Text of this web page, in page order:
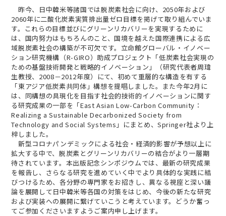
昨今、日中韓米等諸国では脱炭素社会に向け、2050年および
2060年に二酸化炭素実質排出量ゼロ目標を掲げて取り組んでいま
す。これらの目標並びにグリーンリカバリーを実現するために
は、国内努力はもちろんのこと、国境を越えた国際連携による広
域脱炭素社会の構築が不可欠です。立命館グローバル・イノベー
ション研究機構（R-GIRO）助成プロジェクト「低炭素社会実現の
ための基盤技術開発と戦略的イノベーション」（研究代表者周瑋
生教授、2008－2012年度）にて、初めて重層的な構造を有する
「東アジア低炭素共同体」構想を提唱しました。また今年2月に
は、同構想の具現化を目指す社会的技術的イノベーションに関す
る研究成果の一部を「East Asian Low-Carbon Community：
Realizing a Sustainable Decarbonized Society from
Technology and Social Systems」にまとめ、Springer社より上
梓しました。
新型コロナパンデミックによる社会・経済的影響が予想以上に
拡大する中で、脱炭素とグリーンリカバリーの結合がより一層期
待されています。本出版記念シンポジウムでは、最新の研究成果
を報告し、さらなる研究を進めていく中でより具体的な実践に結
びつけるため、各分野の専門家をお招きし、異なる視座と深い議
論を展開して日中韓米等各国の対策をはじめ、今後の新たな研究
および実装への展開に繋げていこうと考えています。どうか奮っ
てご参加くださいますようご案内申し上げます。